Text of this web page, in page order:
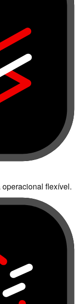
flexível.